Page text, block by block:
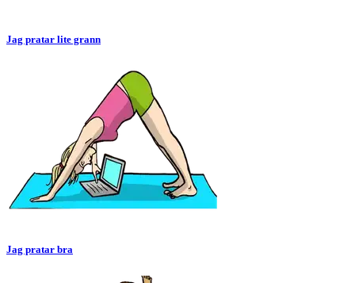
Jag pratar lite grann
Jag pratar bra